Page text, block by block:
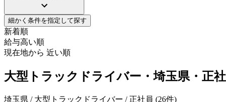
細かく条件を指定して探す
新着順
給与高い順
現在地から 近い順
大型トラックドライバー・埼玉県・正
埼玉県 / 大型トラックドライバー / 正社員 (26件)